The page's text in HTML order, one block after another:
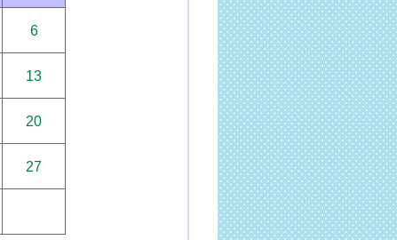
6
13
20
27